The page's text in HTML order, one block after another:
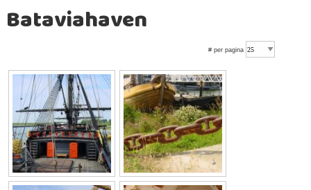
Bataviahaven
# per pagina